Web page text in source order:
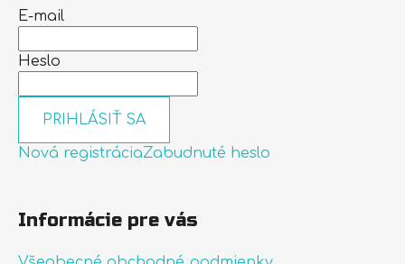
E-mail
Heslo
PRIHLÁSIŤ SA
Nová registráciaZabudnuté heslo
Informácie pre vás